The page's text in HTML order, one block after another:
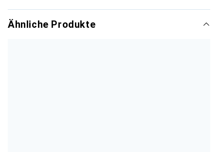
Ähnliche Produkte